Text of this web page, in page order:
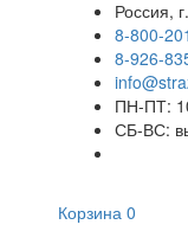
Россия,
8-800-
8-926-
ПН-ПТ:
СБ-ВС:
Корзина 0